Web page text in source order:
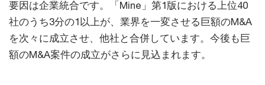
要因は企業統合です。「Mine」第1版における上位40
社のうち3分の1以上が、業界を一変させる巨額のM&A
を次々に成立させ、他社と合併しています。今後も巨
額のM&A案件の成立がさらに見込まれます。